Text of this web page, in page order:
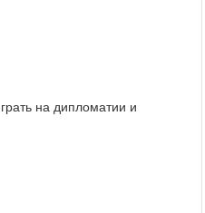
на дипломатии и